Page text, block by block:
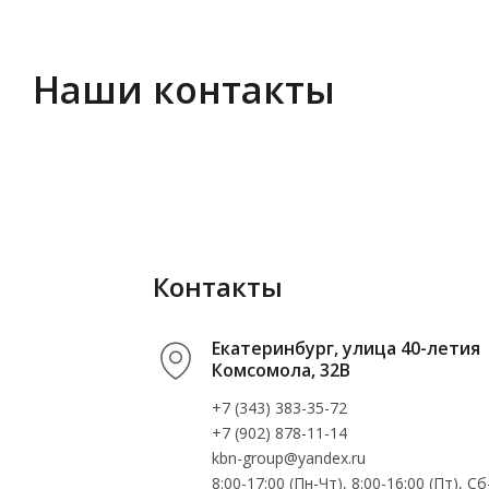
Наши контакты
Контакты
Екатеринбург, улица 40-летия
Комсомола, 32В
+7 (343) 383-35-72
+7 (902) 878-11-14
kbn-group@yandex.ru
8:00-17:00 (Пн-Чт), 8:00-16:00 (Пт),